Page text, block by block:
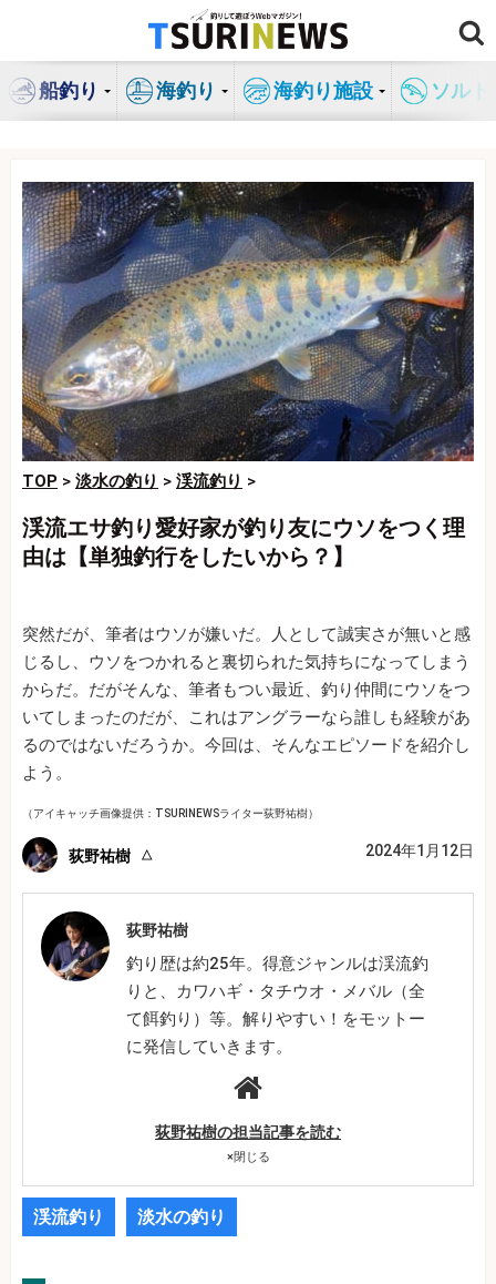
ン
船釣り 海釣り 海釣り施設 ソル
TOP > 淡水の釣り > 渓流釣り >
渓流エサ釣り愛好家が釣り友にウソをつく理
由は【単独釣行をしたいから？】
突然だが、筆者はウソが嫌いだ。人として誠実さが無いと感
じるし、ウソをつかれると裏切られた気持ちになってしまう
からだ。だがそんな、筆者もつい最近、釣り仲間にウソをつ
いてしまったのだが、これはアングラーなら誰しも経験があ
るのではないだろうか。今回は、そんなエピソードを紹介し
よう。
（アイキャッチ画像提供：TSURINEWSライター荻野祐樹）
荻野祐樹 2024年1月12日
荻野祐樹
釣り歴は約25年。得意ジャンルは渓流釣
りと、カワハギ・タチウオ・メバル（全
て餌釣り）等。解りやすい！をモットー
に発信していきます。
荻野祐樹の担当記事を読む
×閉じる
渓流釣り 淡水の釣り